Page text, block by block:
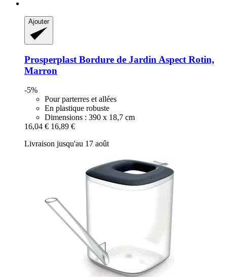
Ajouter
Prosperplast Bordure de Jardin Aspect Rotin,
Marron
-5%
Pour parterres et allées
En plastique robuste
Dimensions : 390 x 18,7 cm
16,04 € 16,89 €
Livraison jusqu'au 17 août